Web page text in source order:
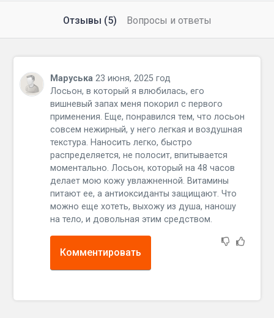
Отзывы (5) Вопросы и ответы
Маруська 23 июня, 2025 год
Лосьон, в который я влюбилась, его
вишневый запах меня покорил с первого
применения. Еще, понравился тем, что лосьон
совсем нежирный, у него легкая и воздушная
текстура. Наносить легко, быстро
распределяется, не полосит, впитывается
моментально. Лосьон, который на 48 часов
делает мою кожу увлажненной. Витамины
питают ее, а антиоксиданты защищают. Что
можно еще хотеть, выхожу из душа, наношу
на тело, и довольная этим средством.
Комментировать